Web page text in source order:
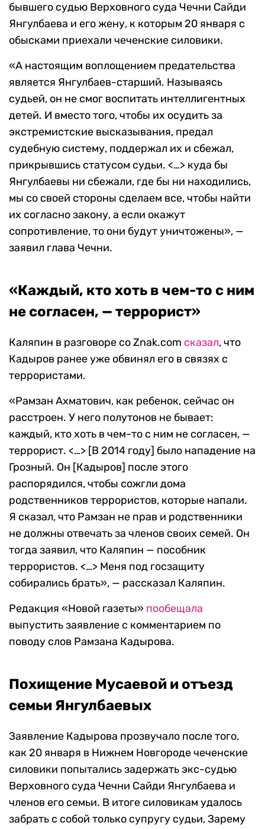
бывшего судью Верховного суда Чечни Сайди
Янгулбаева и его жену, к которым 20 января с
обысками приехали чеченские силовики.
«А настоящим воплощением предательства
является Янгулбаев-старший. Называясь
судьей, он не смог воспитать интеллигентных
детей. И вместо того, чтобы их осудить за
экстремистские высказывания, предал
судебную систему, поддержал их и сбежал,
прикрывшись статусом судьи. <…> куда бы
Янгулбаевы ни сбежали, где бы ни находились,
мы со своей стороны сделаем все, чтобы найти
их согласно закону, а если окажут
сопротивление, то они будут уничтожены», —
заявил глава Чечни.
«Каждый, кто хоть в чем-то с ним
не согласен, — террорист»
Каляпин в разговоре со Znak.com сказал, что
Кадыров ранее уже обвинял его в связях с
террористами.
«Рамзан Ахматович, как ребенок, сейчас он
расстроен. У него полутонов не бывает:
каждый, кто хоть в чем-то с ним не согласен, —
террорист. <…> [В 2014 году] было нападение на
Грозный. Он [Кадыров] после этого
распорядился, чтобы сожгли дома
родственников террористов, которые напали.
Я сказал, что Рамзан не прав и родственники
не должны отвечать за членов своих семей. Он
тогда заявил, что Каляпин — пособник
террористов. <…> Меня под госзащиту
собирались брать», — рассказал Каляпин.
Редакция «Новой газеты» пообещала
выпустить заявление с комментарием по
поводу слов Рамзана Кадырова.
Похищение Мусаевой и отъезд
семьи Янгулбаевых
Заявление Кадырова прозвучало после того,
как 20 января в Нижнем Новгороде чеченские
силовики попытались задержать экс-судью
Верховного суда Чечни Сайди Янгулбаева и
членов его семьи. В итоге силовикам удалось
забрать с собой только супругу судьи, Зарему